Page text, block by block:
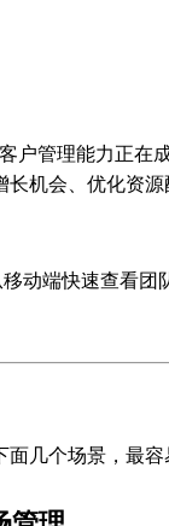
户管理能力正在
机会、优化资
动端快速查看团
几个场景，最容